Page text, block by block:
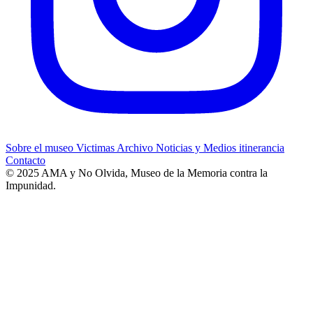
Sobre el museo Victimas Archivo Noticias y Medios itinerancia
Contacto
© 2025 AMA y No Olvida, Museo de la Memoria contra la
Impunidad.